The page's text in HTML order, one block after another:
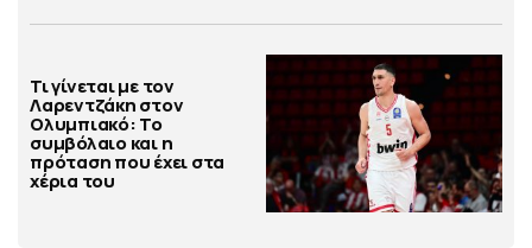
Τι γίνεται με τον
Λαρεντζάκη στον
Ολυμπιακό: Το
συμβόλαιο και η
πρόταση που έχει στα
χέρια του